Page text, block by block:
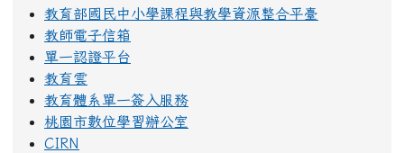
教育部國民中小學課程與教學資源整合平臺
教師電子信箱
單一認證平台
教育雲
教育體系單一簽入服務
桃園市數位學習辦公室
CIRN